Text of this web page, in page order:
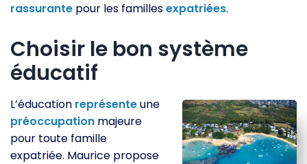
rassurante pour les famillesexpatriées.
Choisir le bon système
éducatif
L’éducation représenteune
préoccupation majeure
pour toute famille
expatriée. Maurice propose